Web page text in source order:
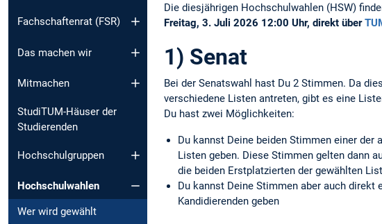
Fachschaftenrat (FSR)
Das machen wir
Mitmachen
StudiTUM-Häuser der
Studierenden
Hochschulgruppen
Hochschulwahlen
Wer wird gewählt
Die diesjährigen Hochschulwahlen (HSW)
Freitag, 3. Juli 2026 12:00 Uhr, direkt über
1) Senat
Bei der Senatswahl hast Du 2 Stimmen. Da
verschiedene Listen antreten, gibt es eine
Du hast zwei Möglichkeiten:
Du kannst Deine beiden Stimmen einer der
Listen geben. Diese Stimmen gelten dann
die beiden Erstplatzierten der gewählten
Du kannst Deine Stimmen aber auch direkt
Kandidierenden geben